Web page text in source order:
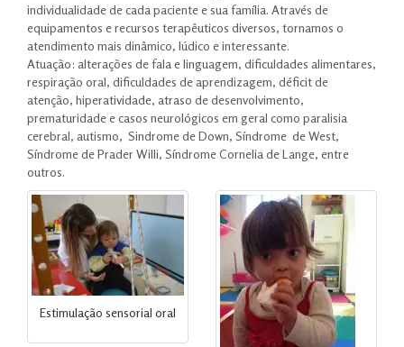
individualidade de cada paciente e sua família. Através de
equipamentos e recursos terapêuticos diversos, tornamos o
atendimento mais dinâmico, lúdico e interessante.
Atuação: alterações de fala e linguagem, dificuldades alimentares,
respiração oral, dificuldades de aprendizagem, déficit de
atenção, hiperatividade, atraso de desenvolvimento,
prematuridade e casos neurológicos em geral como paralisia
cerebral, autismo, Sindrome de Down, Síndrome de West,
Síndrome de Prader Willi, Síndrome Cornelia de Lange, entre
outros.
Estimulação sensorial oral